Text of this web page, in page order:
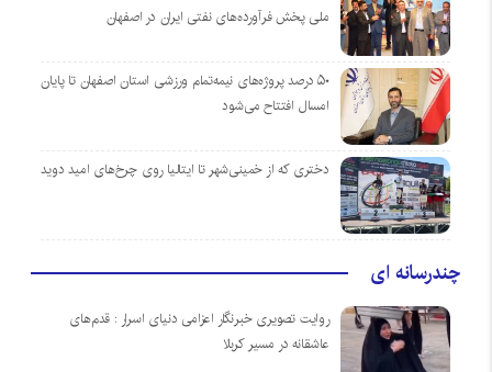
ملی پخش فرآورده‌های نفتی ایران در اصفهان
۵۰ درصد پروژه‌های نیمه‌تمام ورزشی استان اصفهان تا پایان
امسال افتتاح می‌شود
دختری که از خمینی‌شهر تا ایتالیا روی چرخ‌های امید دوید
چندرسانه ای
روایت تصویری خبرنگار اعزامی دنیای اسرار : قدم‌های
عاشقانه در مسیر کربلا